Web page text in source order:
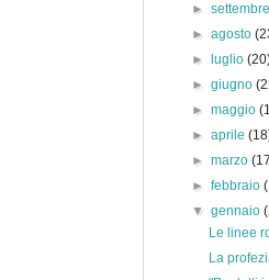
►
►agosto
►
luglio
►giugno
►maggio
►aprile
►marzo
►febbraio
▼gennaio
Le linee
La